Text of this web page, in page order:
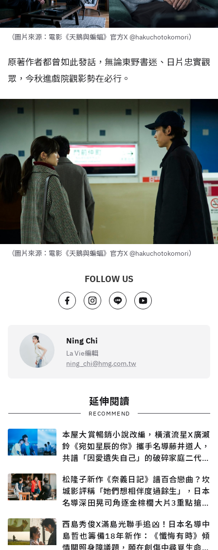
（圖片來源：電影《天鵝與蝙蝠》官方X @hakuchotokomori）
原著作者都曾如此發話，無論東野書迷、日片忠實觀
眾，今秋進戲院觀影勢在必行。
（圖片來源：電影《天鵝與蝙蝠》官方X @hakuchotokomori）
FOLLOW US
Ning Chi
La Vie編輯
ning_chi@hmg.com.tw
延伸閱讀
RECOMMEND
本屋大賞暢銷小說改編，橫濱流星X廣瀨
鈴《宛如星辰的你》攜手名導藤井道人，
共譜「因愛遺失自己」的破碎家庭二代悲
松隆子新作《奈義日記》譜百合戀曲？坎
城影評稱「她們想相伴度過餘生」，日本
名導深田晃司角逐金棕櫚大片3重點搶先
西島秀俊X滿島光聯手追凶！日本名導中
島哲也籌備18年新作：《懺悔有時》傾
情關照身障議題，願在創傷中尋覓生命出